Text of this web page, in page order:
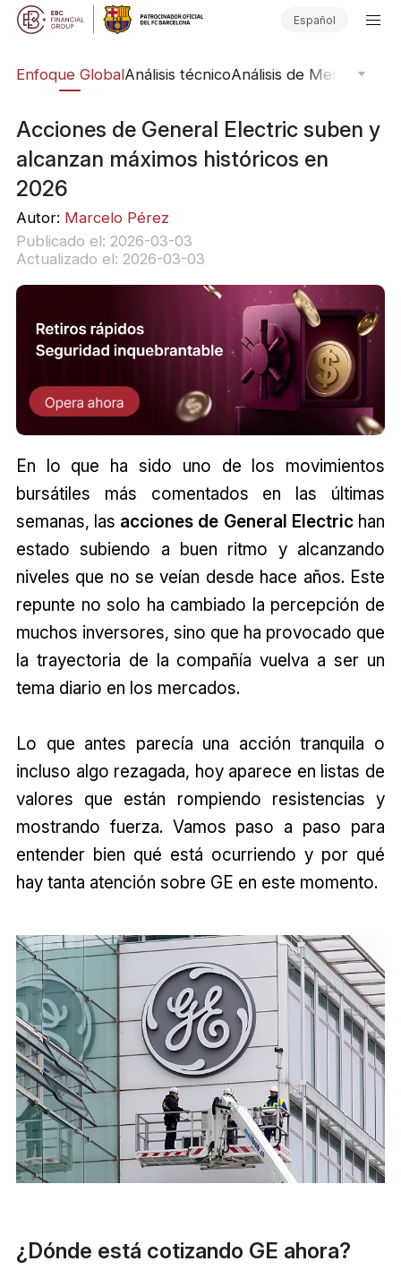
Español
Enfoque GlobalAnálisis técnicoAnálisis de Mercado
Acciones de General Electric suben y
alcanzan máximos históricos en
2026
Autor: Marcelo Pérez
Publicado el: 2026-03-03
Actualizado el: 2026-03-03
En lo que ha sido uno de los movimientos
bursátiles más comentados en las últimas
semanas, las acciones de General Electrichan
estado subiendo a buen ritmo y alcanzando
niveles que no se veían desde hace años. Este
repunte no solo ha cambiado la percepción de
muchos inversores, sino que ha provocado que
la trayectoria de la compañía vuelva a ser un
tema diario en los mercados.
Lo que antes parecía una acción tranquila o
incluso algo rezagada, hoy aparece en listas de
valores que están rompiendo resistencias y
mostrando fuerza. Vamos paso a paso para
entender bien qué está ocurriendo y por qué
hay tanta atención sobre GE en este momento.
¿Dónde está cotizando GE ahora?